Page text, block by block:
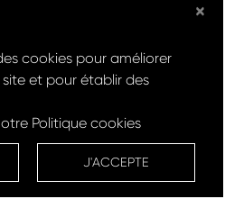
- Tous droits réservés
par
Louez un
VEHICULE
RDV en
×
cookies pour améliorer
et pour établir des
Politique cookies
J'ACCEPTE